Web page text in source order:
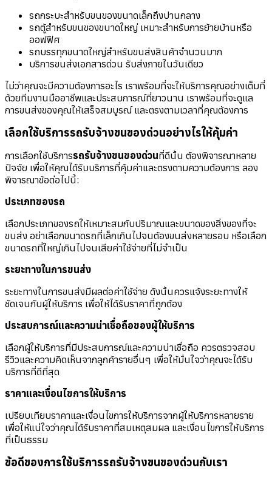
รถกระบะสำหรับขนของขนาดเล็กถึงปานกลาง
รถตู้สำหรับขนของขนาดใหญ่ เหมาะสำหรับการย้ายบ้านหรือ
ออฟฟิศ
รถบรรทุกขนาดใหญ่สำหรับขนส่งสินค้าจำนวนมาก
บริการขนส่งเอกสารด่วน รับส่งภายในวันเดียว
ไม่ว่าคุณจะมีความต้องการอะไร เราพร้อมที่จะให้บริการคุณอย่างเต็มที่
ด้วยทีมงานมืออาชีพและประสบการณ์ที่ยาวนาน เราพร้อมที่จะดูแล
การขนส่งของคุณให้เสร็จสมบูรณ์ และตรงตามเวลาที่คุณต้องการ
เลือกใช้บริการรถรับจ้างขนของด่วนอย่างไรให้คุ้มค่า
การเลือกใช้บริการรถรับจ้างขนของด่วนที่ดีนั้น ต้องพิจารณาหลาย
ปัจจัย เพื่อให้คุณได้รับบริการที่คุ้มค่าและตรงตามความต้องการ ลอง
พิจารณาข้อต่อไปนี้:
ประเภทของรถ
เลือกประเภทของรถให้เหมาะสมกับปริมาณและขนาดของสิ่งของที่จะ
ขนส่ง อย่าเลือกขนาดรถที่เล็กเกินไปจนต้องขนส่งหลายรอบ หรือเลือก
ขนาดรถที่ใหญ่เกินไปจนเสียค่าใช้จ่ายที่ไม่จำเป็น
ระยะทางในการขนส่ง
ระยะทางในการขนส่งมีผลต่อค่าใช้จ่าย ดังนั้นควรแจ้งระยะทางให้
ชัดเจนกับผู้ให้บริการ เพื่อให้ได้รับราคาที่ถูกต้อง
ประสบการณ์และความน่าเชื่อถือของผู้ให้บริการ
เลือกผู้ให้บริการที่มีประสบการณ์และความน่าเชื่อถือ ควรตรวจสอบ
รีวิวและความคิดเห็นจากลูกค้ารายอื่นๆ เพื่อให้มั่นใจว่าคุณจะได้รับ
บริการที่ดีที่สุด
ราคาและเงื่อนไขการให้บริการ
เปรียบเทียบราคาและเงื่อนไขการให้บริการจากผู้ให้บริการหลายราย
เพื่อให้แน่ใจว่าคุณได้รับราคาที่สมเหตุสมผล และเงื่อนไขการให้บริการ
ที่เป็นธรรม
ข้อดีของการใช้บริการรถรับจ้างขนของด่วนกับเรา